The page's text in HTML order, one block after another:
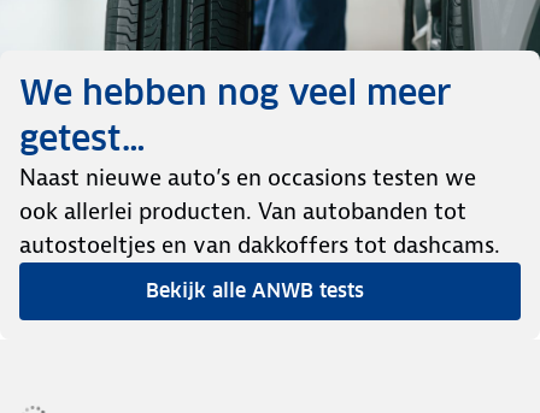
We hebben nog veel meer
getest…
Naast nieuwe auto’s en occasions testen we
ook allerlei producten. Van autobanden tot
autostoeltjes en van dakkoffers tot dashcams.
Bekijk alle ANWB tests